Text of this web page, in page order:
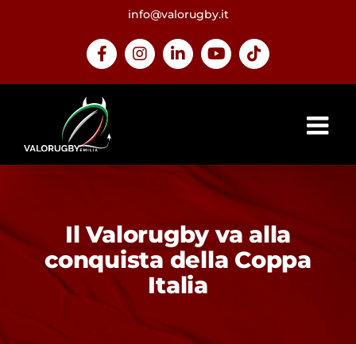
info@valorugby.it
FacebookInstagramLinkedInYouTubeTiktok
Il Valorugby va alla
conquista della Coppa
Italia